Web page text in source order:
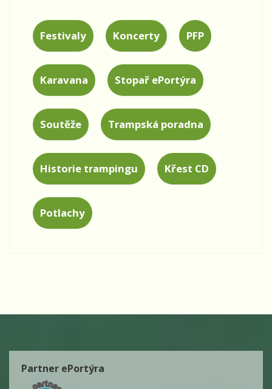
Festivaly Koncerty PFP
Karavana Stopař ePortýra
Soutěže Trampská poradna
Historie trampingu Křest CD
Potlachy
Partner ePortýra